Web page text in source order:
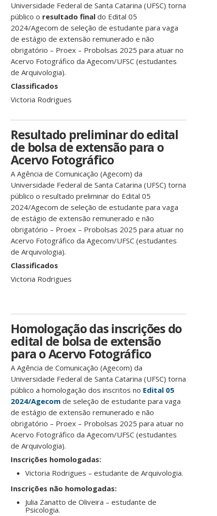
Universidade Federal de Santa Catarina (UFSC) torna
público o resultado final do Edital 05
2024/Agecom de seleção de estudante para vaga
de estágio de extensão remunerado e não
obrigatório – Proex – Probolsas 2025 para atuar no
Acervo Fotográfico da Agecom/UFSC (estudantes
de Arquivologia).
Classificados
Victoria Rodrigues
Resultado preliminar do edital
de bolsa de extensão para o
Acervo Fotográfico
A Agência de Comunicação (Agecom) da
Universidade Federal de Santa Catarina (UFSC) torna
público o resultado preliminar do Edital 05
2024/Agecom de seleção de estudante para vaga
de estágio de extensão remunerado e não
obrigatório – Proex – Probolsas 2025 para atuar no
Acervo Fotográfico da Agecom/UFSC (estudantes
de Arquivologia).
Classificados
Victoria Rodrigues
Homologação das inscrições do
edital de bolsa de extensão
para o Acervo Fotográfico
A Agência de Comunicação (Agecom) da
Universidade Federal de Santa Catarina (UFSC) torna
público a homologação dos inscritos no Edital 05
2024/Agecom de seleção de estudante para vaga
de estágio de extensão remunerado e não
obrigatório – Proex – Probolsas 2025 para atuar no
Acervo Fotográfico da Agecom/UFSC (estudantes
de Arquivologia).
Inscrições homologadas:
Victoria Rodrigues – estudante de Arquivologia.
Inscrições não homologadas:
Julia Zanatto de Oliveira – estudante de
Psicologia.